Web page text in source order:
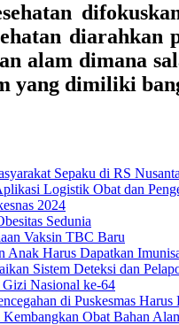
alam dimana
yang dimiliki
Sepaku di RS
Logistik Obat dan
2024
Sedunia
Vaksin TBC Baru
Anak Harus Dapatkan
Sistem Deteksi dan
Gizi Nasional ke-64
di Puskesmas
Obat Bahan